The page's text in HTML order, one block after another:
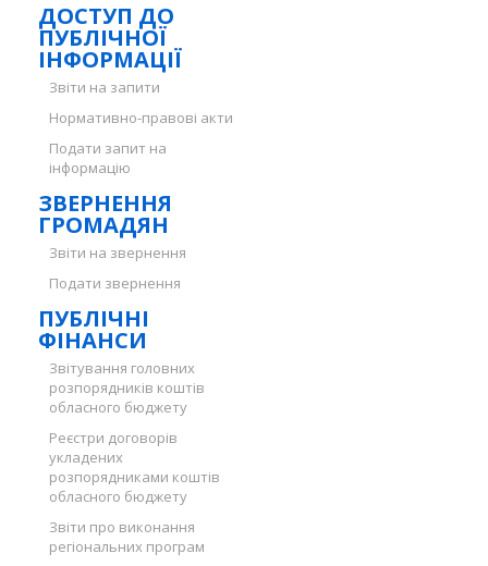
ДОСТУП ДО
ПУБЛІЧНОЇ
ІНФОРМАЦІЇ
Звіти на запити
Нормативно-правові акти
Подати запит на
інформацію
ЗВЕРНЕННЯ
ГРОМАДЯН
Звіти на звернення
Подати звернення
ПУБЛІЧНІ
ФІНАНСИ
Звітування головних
розпорядників коштів
обласного бюджету
Реєстри договорів
укладених
розпорядниками коштів
обласного бюджету
Звіти про виконання
регіональних програм